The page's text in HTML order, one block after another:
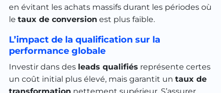
en évitant les achats massifs durant les périodes où
le taux de conversion est plus faible.
L’impact de la qualification sur la
performance globale
Investir dans des leads qualifiés représente certes
un coût initial plus élevé, mais garantit un taux de